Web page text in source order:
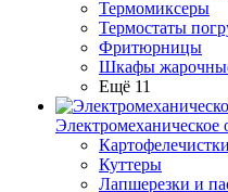
Термомиксеры
Термостаты
Фритюрницы
Шкафы
Ещё 11
Электромеханическое
Картофелечистки
Куттеры
Лапшерезки и